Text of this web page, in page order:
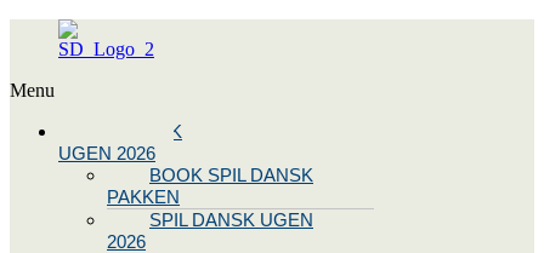
Menu
SPIL DANSK
UGEN 2026
BOOK SPIL DANSK
PAKKEN
SPIL DANSK UGEN
2026